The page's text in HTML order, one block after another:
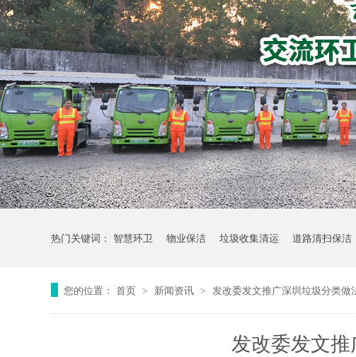
热门关键词： 智慧环卫 物业保洁 垃圾收集清运 道路清扫保洁
您的位置： 首页 > 新闻资讯 > 发改委发文推广深圳垃圾分类做
发改委发文